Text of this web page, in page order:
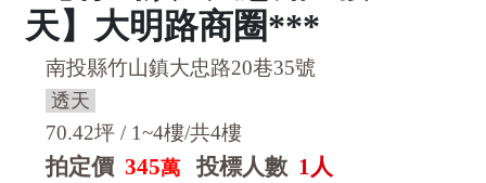
天】大明路商圈***
南投縣竹山鎮大忠路20巷35號
透天
70.42坪 / 1~4樓/共4樓
拍定價 345萬 投標人數 1人